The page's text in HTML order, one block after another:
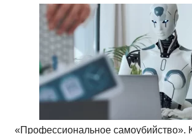
«Профессиональное самоубийство».